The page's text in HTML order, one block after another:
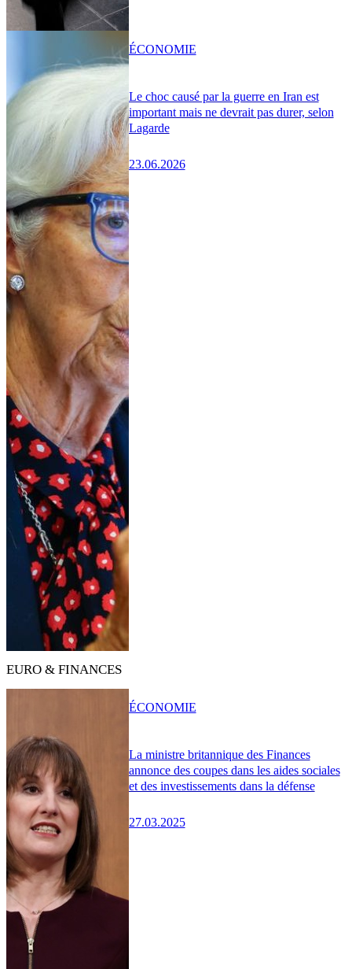
Le choc causé par la guerre en Iran est
important mais ne devrait pas durer, selon
Lagarde
23.06.2026
ÉCONOMIE
EURO & FINANCES
La ministre britannique des Finances
annonce des coupes dans les aides sociales
et des investissements dans la défense
27.03.2025
ÉCONOMIE